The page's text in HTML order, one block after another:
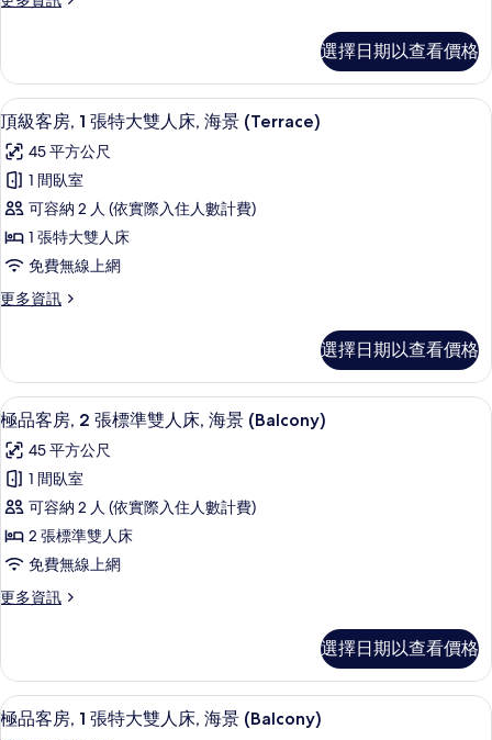
張
準
雙
人
床,
海
景
(Terrace)
的
所
片
客
房,
2
張
標
準
雙
人
床,
海
景
(Terrace)
選擇日期以查看價格
顯
示
頂
級
客
房,
張
大
雙
人
床,
海
景
(Terrace)
的
所
片
頂級客房, 1 張特大雙人床, 海景
7
頂級客房, 1 張特大雙人床, 海景 (Terrace)
45 平方公尺
1 間臥室
可容納 2 人 (依實際入住人數計費)
1 張特大雙人床
免費無線上網
更多資訊
更
客
房,
1
特
大
雙
人
床,
海
景
(Terrace)
選擇日期以查看價格
顯
示
極
品
客
房,
張
準
雙
人
極品客房, 2 張標準雙人床, 海景
5
極品客房, 2 張標準雙人床, 海景 (Balcony)
45 平方公尺
1 間臥室
可容納 2 人 (依實際入住人數計費)
2 張標準雙人床
免費無線上網
更多資訊
更
客
房,
2
選擇日期以查看價格
顯
極品客房, 1 張特大雙人床, 海景
7
極品客房, 1 張特大雙人床, 海景 (Balcony)